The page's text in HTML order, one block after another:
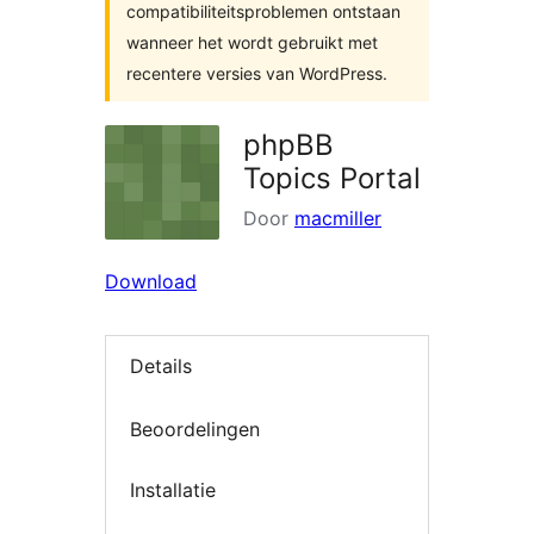
compatibiliteitsproblemen ontstaan
wanneer het wordt gebruikt met
recentere versies van WordPress.
phpBB
Topics Portal
Door macmiller
Download
Details
Beoordelingen
Installatie